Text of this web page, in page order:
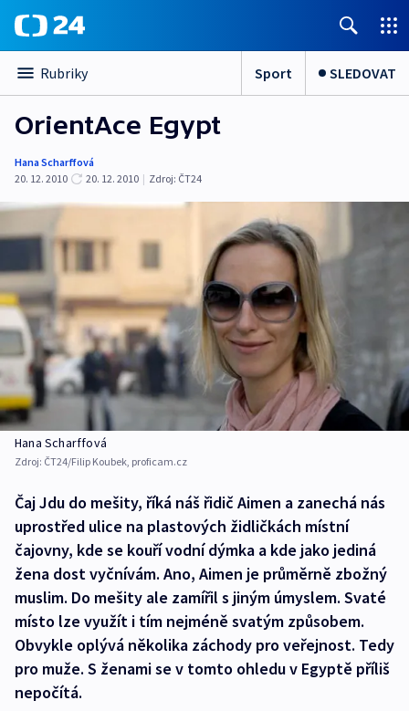
Rubriky Sport SLEDOVAT
OrientAce Egypt
Hana Scharffová
20. 12. 2010
20. 12. 2010 | Zdroj: ČT24
Hana Scharffová
Zdroj: ČT24/Filip Koubek, proficam.cz
Čaj Jdu do mešity, říká náš řidič Aimen a zanechá nás
uprostřed ulice na plastových židličkách místní
čajovny, kde se kouří vodní dýmka a kde jako jediná
žena dost vyčnívám. Ano, Aimen je průměrně zbožný
muslim. Do mešity ale zamířil s jiným úmyslem. Svaté
místo lze využít i tím nejméně svatým způsobem.
Obvykle oplývá několika záchody pro veřejnost. Tedy
pro muže. S ženami se v tomto ohledu v Egyptě příliš
nepočítá.